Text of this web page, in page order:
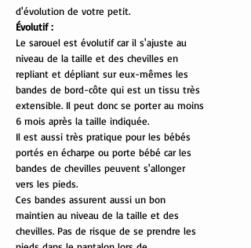
d'évolution de votre petit.
Évolutif :
Le sarouel est évolutif car il s'ajuste au
niveau de la taille et des chevilles en
repliant et dépliant sur eux-mêmes les
bandes de bord-côte qui est un tissu très
extensible. Il peut donc se porter au moins
6 mois après la taille indiquée.
Il est aussi très pratique pour les bébés
portés en écharpe ou porte bébé car les
bandes de chevilles peuvent s'allonger
vers les pieds.
Ces bandes assurent aussi un bon
maintien au niveau de la taille et des
chevilles. Pas de risque de se prendre les